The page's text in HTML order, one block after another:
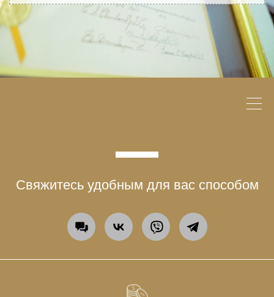
Свяжитесь удобным для вас способом